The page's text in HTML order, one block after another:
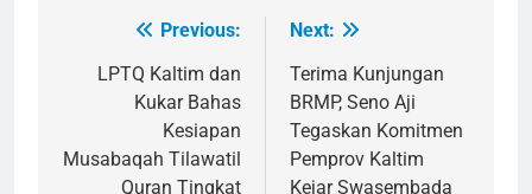
Navigasi
pos
Previous:
LPTQ Kaltim dan
Kukar Bahas
Kesiapan
Musabaqah Tilawatil
Quran Tingkat
Next:
Terima Kunjungan
BRMP, Seno Aji
Tegaskan Komitmen
Pemprov Kaltim
Kejar Swasembada